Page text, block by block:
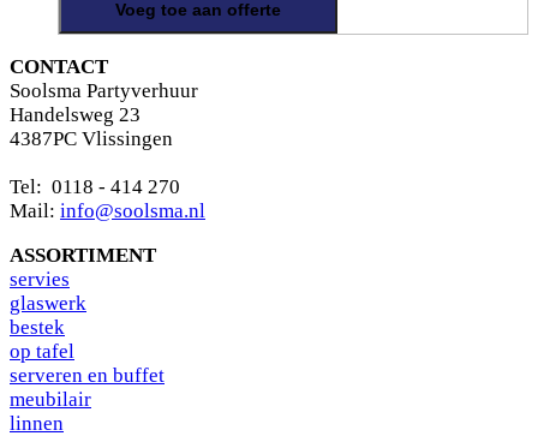
zwart-
aantal
Voeg toe aan offerte
CONTACT
Soolsma Partyverhuur
Handelsweg 23
4387PC Vlissingen
Tel: 0118 - 414 270
Mail: info@soolsma.nl
ASSORTIMENT
servies
glaswerk
bestek
op tafel
serveren en buffet
meubilair
linnen